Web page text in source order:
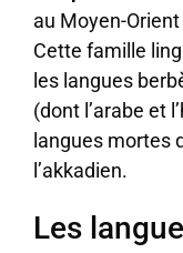
au Moyen-
Cette famille
les langues
(dont l’arabe et
langues mortes
l’akkadien.
Les